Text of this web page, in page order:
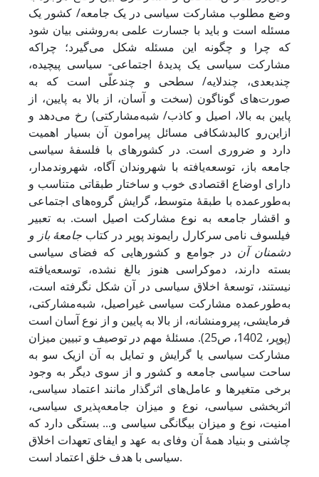
وضع مطلوب مشارکت سیاسی در یک جامعه/ کشور یک
مسئله است و باید با جسارت علمی به‌روشنی بیان شود
که چرا و چگونه این مسئله شکل می‌گیرد؛ چراکه
مشارکت سیاسی یک پدیدۀ اجتماعی- سیاسی پیچیده،
چندبعدی، چندلایه/ سطحی و چندعلّی است که به
صورت‌های گوناگون (سخت و آسان، از بالا به پایین، از
پایین به بالا، اصیل و کاذب/ شبه‌مشارکتی) رخ می‌دهد و
ازاین‌رو کالبدشکافی مسائل پیرامون آن بسیار اهمیت
دارد و ضروری است. در کشورهای با فلسفۀ سیاسی
جامعه‌ باز، توسعه‌یافته با شهروندان آگاه، شهروند‌مدار،
دارای اوضاع اقتصادی خوب و ساختار طبقاتی متناسب و
به‌طورعمده با طبقۀ متوسط، گرایش گروه‌های اجتماعی
و اقشار جامعه به نوع مشارکت اصیل است. به تعبیر
فیلسوف نامی سرکارل رایموند پوپر در کتاب جامعۀ باز و
دشمنان آن در جوامع و کشورهایی که فضای سیاسی
بسته دارند، دموکراسی هنوز بالغ نشده، توسعه‌یافته
نیستند، توسعۀ اخلاق سیاسی در آن شکل نگرفته است،
به‌طورعمده مشارکت سیاسی غیراصیل، شبه‌مشارکتی،
فرمایشی، پیرومنشانه، از بالا به پایین و از نوع آسان است
(پوپر، 1402، ص25). مسئلۀ مهم در توصیف و تبیین میزان
مشارکت سیاسی یا گرایش و تمایل به آن ازیک‌ سو به
ساحت سیاسی جامعه و کشور و از سوی ‌دیگر به وجود
برخی متغیرها و عامل‌های اثرگذار مانند اعتماد سیاسی،
اثربخشی سیاسی، نوع و میزان جامعه‌پذیری ‌سیاسی،
امنیت، نوع و میزان بیگانگی سیاسی و... بستگی دارد که
چاشنی و بنیاد همۀ آن وفای به عهد و ایفای تعهدات اخلاق
سیاسی با هدف خلق اعتماد است.